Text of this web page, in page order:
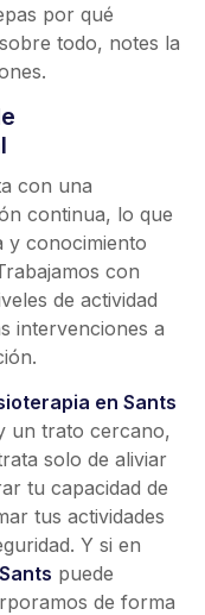
por qué
todo, notes la
con una
continua, lo que
y conocimiento
con
de actividad
intervenciones a
en Sants
un trato cercano,
solo de aliviar
tu capacidad de
tus actividades
Y si en
puede
de forma